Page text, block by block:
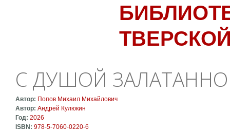
С ДУШОЙ
Автор: Попов Михаил Михайлович
Автор: Андрей Кулюкин
Год: 2026
ISBN: 978-5-7060-0220-6